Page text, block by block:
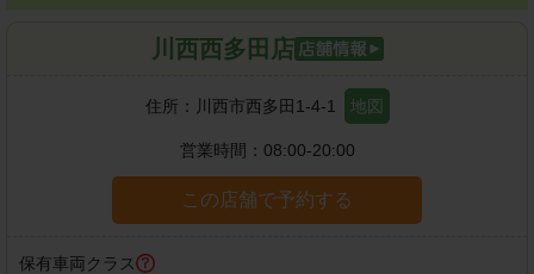
川西西多田店
住所： 川西市西多田1-4-1 地図
営業時間： 08:00-20:00
この店舗で予約する
保有車両クラス